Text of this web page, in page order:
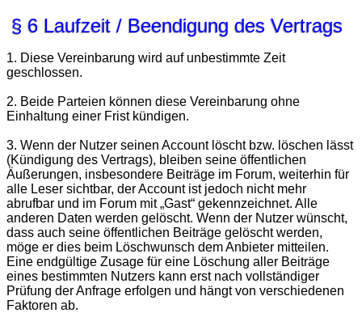
§ 6 Laufzeit / Beendigung des Vertrags
1. Diese Vereinbarung wird auf unbestimmte Zeit
geschlossen.
2. Beide Parteien können diese Vereinbarung ohne
Einhaltung einer Frist kündigen.
3. Wenn der Nutzer seinen Account löscht bzw. löschen lässt
(Kündigung des Vertrags), bleiben seine öffentlichen
Äußerungen, insbesondere Beiträge im Forum, weiterhin für
alle Leser sichtbar, der Account ist jedoch nicht mehr
abrufbar und im Forum mit „Gast“ gekennzeichnet. Alle
anderen Daten werden gelöscht. Wenn der Nutzer wünscht,
dass auch seine öffentlichen Beiträge gelöscht werden,
möge er dies beim Löschwunsch dem Anbieter mitteilen.
Eine endgültige Zusage für eine Löschung aller Beiträge
eines bestimmten Nutzers kann erst nach vollständiger
Prüfung der Anfrage erfolgen und hängt von verschiedenen
Faktoren ab.